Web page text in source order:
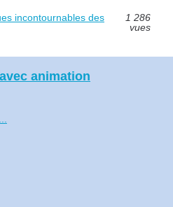
incontournables des
1 286
vues
animation